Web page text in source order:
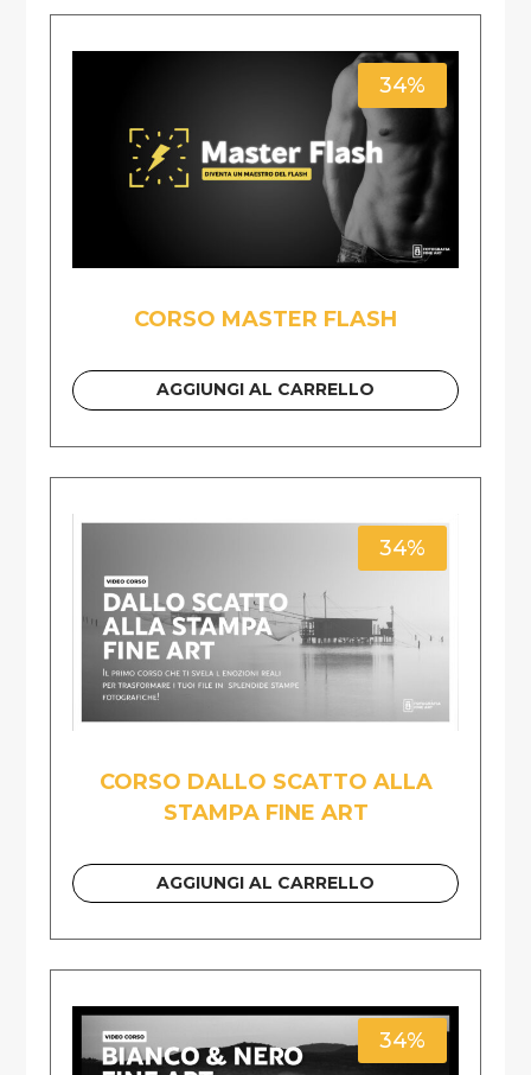
34%
CORSO MASTER FLASH
AGGIUNGI AL CARRELLO
34%
CORSO DALLO SCATTO ALLA
STAMPA FINE ART
AGGIUNGI AL CARRELLO
34%